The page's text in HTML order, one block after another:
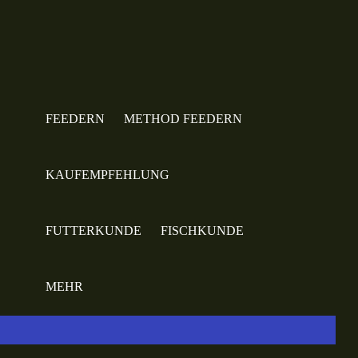
FEEDERN METHOD FEEDERN
KAUFEMPFEHLUNG
FUTTERKUNDE FISCHKUNDE
MEHR